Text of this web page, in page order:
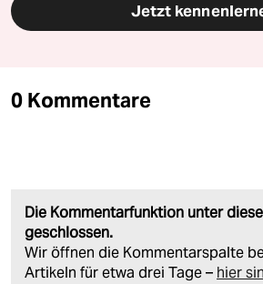
Jetzt
0 Kommentare
Die Kommentarfunktion unter
geschlossen.
Wir öffnen die Kommentarspalte
Artikeln für etwa drei Tage – hier